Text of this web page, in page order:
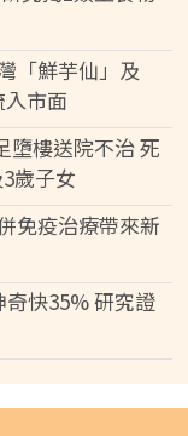
「鮮芋仙」及
入市面
墮樓送院不治 死
歲子女
免疫治療帶來新
快35% 研究證